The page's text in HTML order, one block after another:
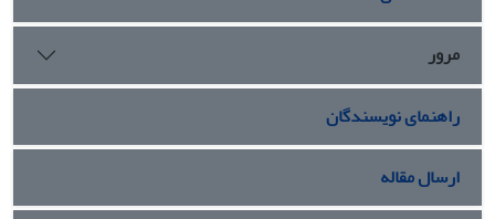
مرور
راهنمای نویسندگان
ارسال مقاله